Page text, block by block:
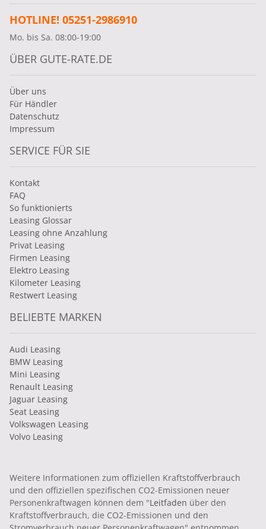
HOTLINE! 05251-2986910
Mo. bis Sa. 08:00-19:00
ÜBER GUTE-RATE.DE
Über uns
Für Händler
Datenschutz
Impressum
SERVICE FÜR SIE
Kontakt
FAQ
So funktionierts
Leasing Glossar
Leasing ohne Anzahlung
Privat Leasing
Firmen Leasing
Elektro Leasing
Kilometer Leasing
Restwert Leasing
BELIEBTE MARKEN
Audi Leasing
BMW Leasing
Mini Leasing
Renault Leasing
Jaguar Leasing
Seat Leasing
Volkswagen Leasing
Volvo Leasing
Weitere Informationen zum offiziellen Kraftstoffverbrauch
und den offiziellen spezifischen CO2-Emissionen neuer
Personenkraftwagen können dem "Leitfaden über den
Kraftstoffverbrauch, die CO2-Emissionen und den